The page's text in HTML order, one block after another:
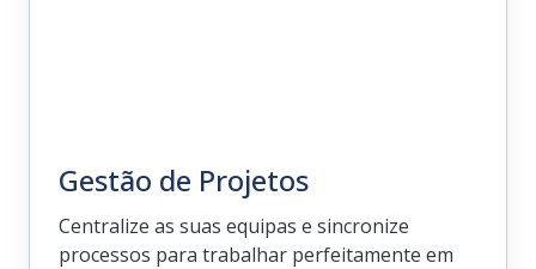
Gestão de Projetos
Centralize as suas equipas e sincronize
processos para trabalhar perfeitamente em